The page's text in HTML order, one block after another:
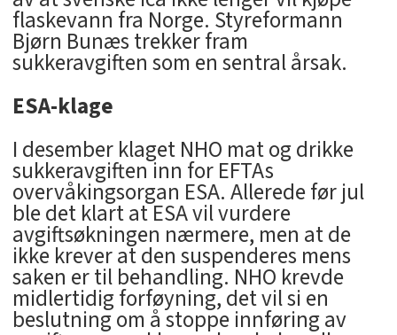
flaskevann fra Norge. Styreformann
Bjørn Bunæs trekker fram
sukkeravgiften som en sentral årsak.
ESA-klage
I desember klaget NHO mat og drikke
sukkeravgiften inn for EFTAs
overvåkingsorgan ESA. Allerede før jul
ble det klart at ESA vil vurdere
avgiftsøkningen nærmere, men at de
ikke krever at den suspenderes mens
saken er til behandling. NHO krevde
midlertidig forføyning, det vil si en
beslutning om å stoppe innføring av